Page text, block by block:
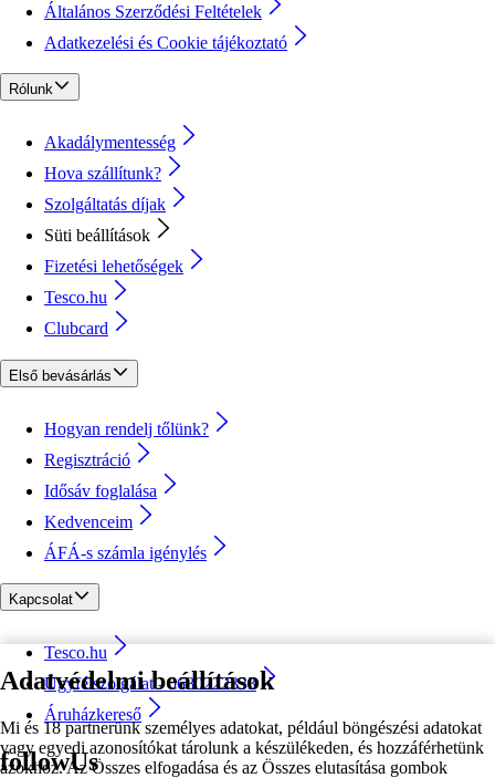
Adatvédelmi beállítások
Mi és 18 partnerünk személyes adatokat, például böngészési adatokat
vagy egyedi azonosítókat tárolunk a készülékeden, és hozzáférhetünk
azokhoz. Az Összes elfogadása és az Összes elutasítása gombok
Általános Szerződési Feltételek
Adatkezelési és Cookie tájékoztató
Rólunk
Akadálymentesség
Hova szállítunk?
Szolgáltatás díjak
Süti beállítások
Fizetési lehetőségek
Tesco.hu
Clubcard
Első bevásárlás
Hogyan rendelj tőlünk?
Regisztráció
Idősáv foglalása
Kedvenceim
ÁFÁ-s számla igénylés
Kapcsolat
Tesco.hu
Ügyfélszolgálat - 0680222333
Áruházkereső
followUs